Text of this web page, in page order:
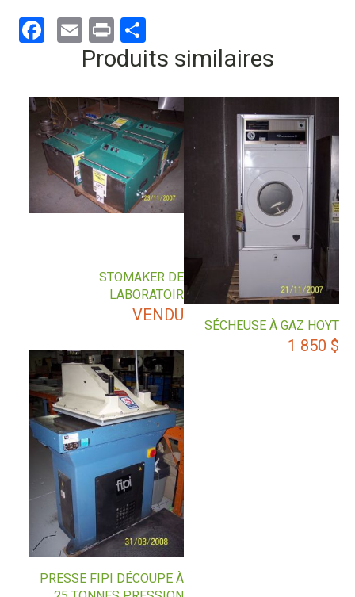
Facebook
Email
Print
Produits similaires
SÉCHEUSE À GAZ HOYT
1 850 $
STOMAKER DE
LABORATOIR
VENDU
PRESSE FIPI DÉCOUPE À